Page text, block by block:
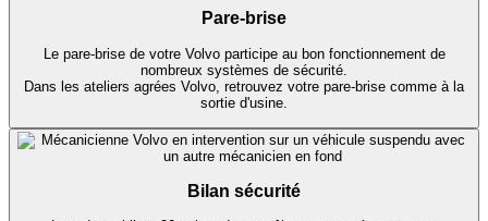
Pare-brise
Le pare-brise de votre Volvo participe au bon fonctionnement de
nombreux systèmes de sécurité.
Dans les ateliers agrées Volvo, retrouvez votre pare-brise comme à la
sortie d'usine.
Bilan sécurité